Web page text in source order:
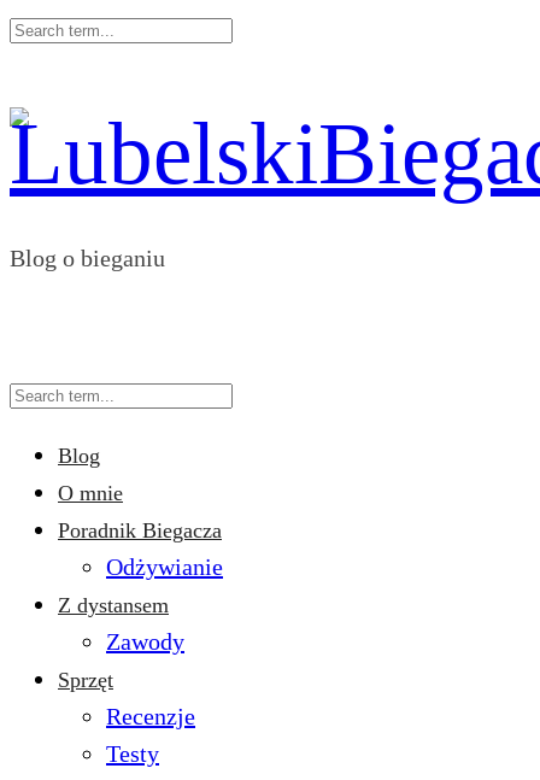
Blog o bieganiu
Blog
O mnie
Poradnik Biegacza
Odżywianie
Z dystansem
Zawody
Sprzęt
Recenzje
Testy